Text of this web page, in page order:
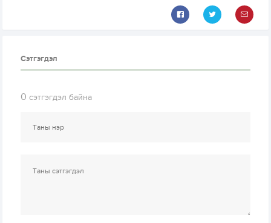
Сэтгэгдэл
0 сэтгэгдэл байна